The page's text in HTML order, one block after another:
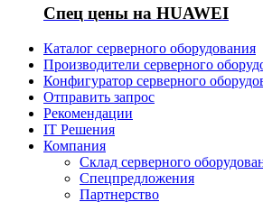
Спец цены на HUAWEI
Каталог серверного оборудования
Производители серверного
Конфигуратор серверного
Отправить запрос
Рекомендации
IT Решения
Компания
Склад серверного
Спецпредложения
Партнерство